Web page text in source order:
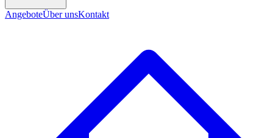
AngeboteÜber unsKontakt